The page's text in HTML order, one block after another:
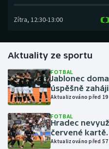
Futsal
Golf
Gymnastika
Házená
Jezdectví
Judo
Zítra, 12:30-13:00
Aktuality ze sportu
FOTBAL
Jablonec
úspěšně
Aktualizováno před 19
FOTBAL
Hradec
červené
Aktualizováno před 57